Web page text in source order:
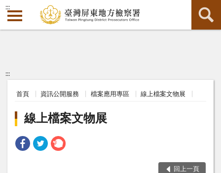
:::
:::
首頁 資訊公開服務 檔案應用專區 線上檔案文物展
線上檔案文物展
回上一頁